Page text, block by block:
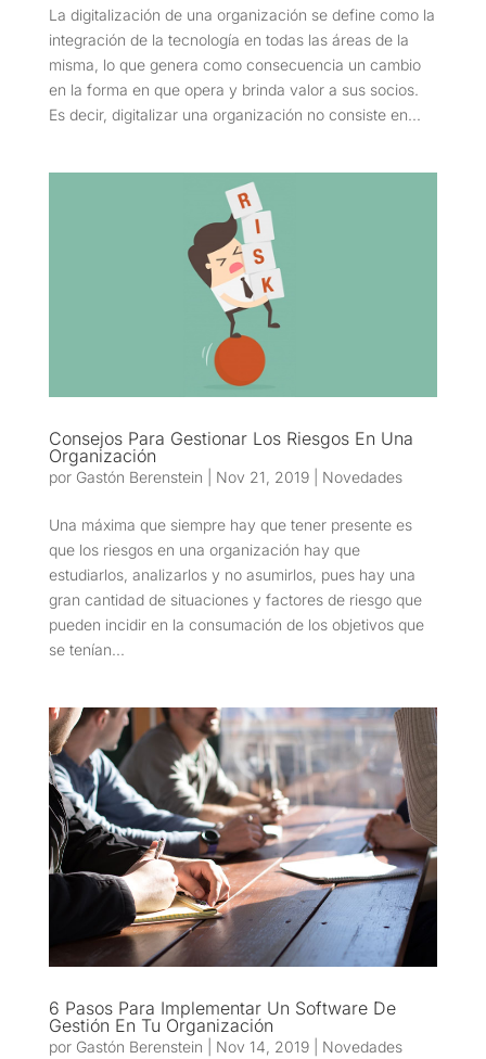
La digitalización de una organización se define como la
integración de la tecnología en todas las áreas de la
misma, lo que genera como consecuencia un cambio
en la forma en que opera y brinda valor a sus socios.
Es decir, digitalizar una organización no consiste en...
Consejos Para Gestionar Los Riesgos En Una
Organización
por Gastón Berenstein Nov 21, 2019| Novedades
Una máxima que siempre hay que tener presente es
que los riesgos en una organización hay que
estudiarlos, analizarlos y no asumirlos, pues hay una
gran cantidad de situaciones y factores de riesgo que
pueden incidir en la consumación de los objetivos que
se tenían...
6 Pasos Para Implementar Un Software De
Gestión En Tu Organización
por Gastón Berenstein Nov 14, 2019| Novedades